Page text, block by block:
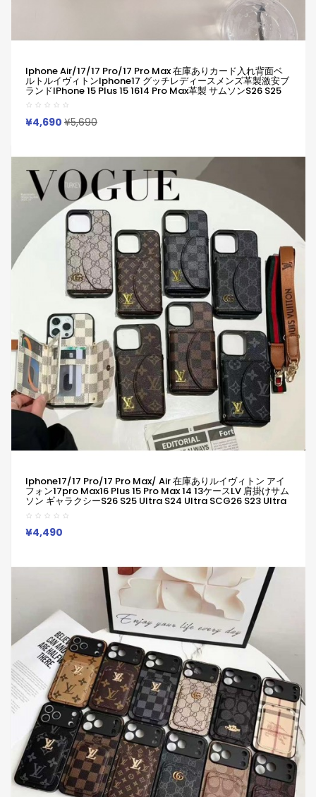
Iphone Air/17/17 Pro/17 Pro Max 在庫ありカード入れ背面ベ
ルトルイヴィトンiphone17 グッチレディースメンズ革製激安ブ
ランドIPhone 15 Plus 15 1614 Pro Max革製 サムソンs26 S25
S24 S23 Ultra S23 Plus ケース 小銭入れ 激安アイフォン17 15
16Pro Max Iphone 18 Plus ギャラクシーz Fold Flip 8 7 5 Fold
Flip8カバー
¥4,690 ¥5,690
Iphone17/17 Pro/17 Pro Max/ Air 在庫ありルイヴィトン アイ
フォン17pro Max16 Plus 15 Pro Max 14 13ケースLV 肩掛けサム
ソン ギャラクシーs26 S25 Ultra S24 Ultra SCG26 S23 Ultra
S22 S21 Note20ケース背面カード収納グッチ ルイヴィトンブラ
ンド レディース男性女性 Galaxys26 S25 S24 23 S24 Ultra
SC-52Eカバー人気グッチかわいいビジネスマン用高級
¥4,490